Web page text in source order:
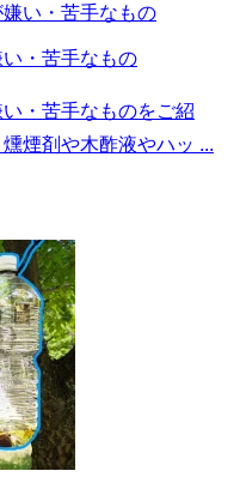
・苦手なもの
・苦手なものをご紹
煙剤や木酢液やハッ ...